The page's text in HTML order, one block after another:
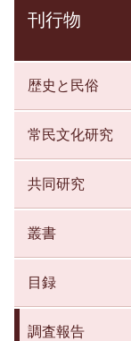
刊行物
歴史と⺠俗
常民文化研究
共同研究
叢書
目録
調査報告